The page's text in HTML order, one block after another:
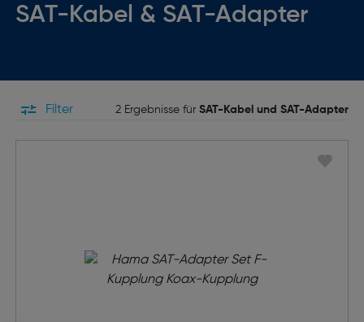
SAT-Kabel & SAT-Adapter
Filter 2 Ergebnisse für SAT-Kabel und SAT-Adapter